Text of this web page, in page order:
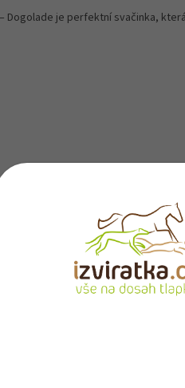
Dogolade je perfektní svačinka,
4 % jogurtu), oleje a tuky, rostlinné
ořechy (2 % arašídové mouky)
%